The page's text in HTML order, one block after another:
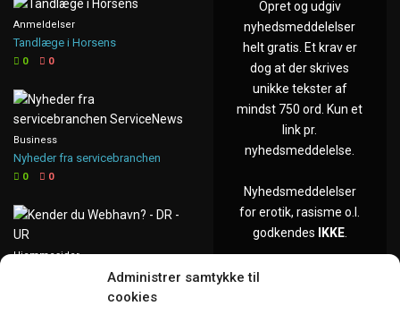
Administrer samtykke til
cookies
Anmeldelser
Tandlæge i Horsens
0 0
Business
Nyheder fra servicebranchen
0 0
Hjemmesider
Kender du Webhavn.dk?
Opret og udgiv
nyhedsmeddelelser
helt gratis. Et krav er
dog at der skrives
unikke tekster af
mindst 750 ord. Kun et
link pr.
nyhedsmeddelelse.
Nyhedsmeddelelser
for erotik, rasisme o.l.
godkendes
IKKE.